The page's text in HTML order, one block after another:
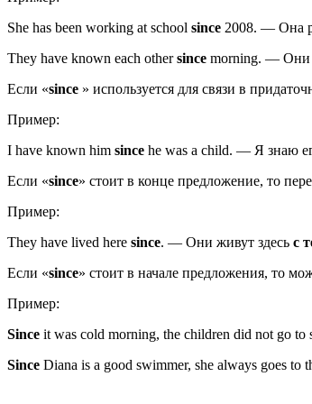
She has been working at school since 2008. — Она
They have known each othersince morning. — Они
Если «since » используется для связи в
Пример:
I have known him since he was a child. — Я знаю
Если «since» стоит в конце предложение, то
Пример:
They have lived here since. — Они живут здесь с
Если «since» стоит в начале предложения, то
Пример:
Since it was cold morning, the children did not go to
Since Diana is a good swimmer, she always goes to